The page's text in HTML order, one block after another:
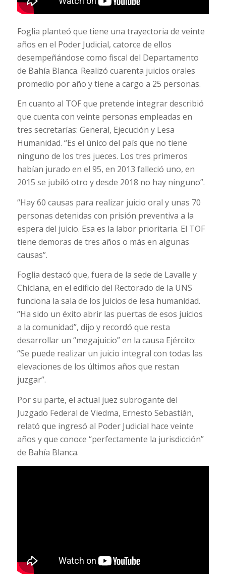
Foglia planteó que tiene una trayectoria de veinte
años en el Poder Judicial, catorce de ellos
desempeñándose como fiscal del Departamento
de Bahía Blanca. Realizó cuarenta juicios orales
promedio por año y tiene a cargo a 25 personas.
En cuanto al TOF que pretende integrar describió
que cuenta con veinte personas empleadas en
tres secretarías: General, Ejecución y Lesa
Humanidad. “Es el único del país que no tiene
ninguno de los tres jueces. Los tres primeros
habían jurado en el 95, en 2013 falleció uno, en
2015 se jubiló otro y desde 2018 no hay ninguno”.
“Hay 60 causas para realizar juicio oral y unas 70
personas detenidas con prisión preventiva a la
espera del juicio. Esa es la labor prioritaria. El TOF
tiene demoras de tres años o más en algunas
causas”.
Foglia destacó que, fuera de la sede de Lavalle y
Chiclana, en el edificio del Rectorado de la UNS
funciona la sala de los juicios de lesa humanidad.
“Ha sido un éxito abrir las puertas de esos juicios
a la comunidad”, dijo y recordó que resta
desarrollar un “megajuicio” en la causa Ejército:
“Se puede realizar un juicio integral con todas las
elevaciones de los últimos años que restan
juzgar”.
Por su parte, el actual juez subrogante del
Juzgado Federal de Viedma, Ernesto Sebastián,
relató que ingresó al Poder Judicial hace veinte
años y que conoce “perfectamente la jurisdicción”
de Bahía Blanca.